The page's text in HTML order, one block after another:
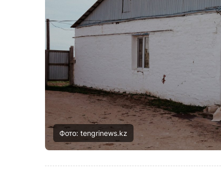
Фото: tengrinews.kz